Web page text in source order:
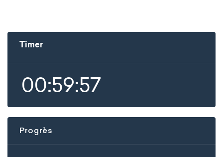
Timer
00:59:57
Progrès